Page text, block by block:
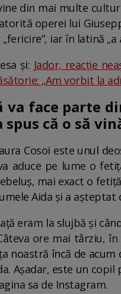
din mai multe
operei lui
iar în latină „a
și: Jador, reacție
„Am vorbit la
va face parte
că o să
Cosoi este unul
aduce pe lume o
mai exact o
Aida și a așteptat
eram la slujbă și
ore mai târziu,
noastră încă de
Așadar, este un copil
sa de Instagram.